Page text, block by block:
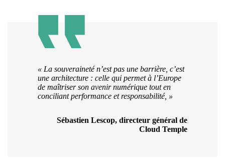
« La souveraineté n’est pas une barrière, c’est
une architecture : celle qui permet à l’Europe
de maîtriser son avenir numérique tout en
conciliant performance et responsabilité, »
Sébastien Lescop, directeur général de
Cloud Temple